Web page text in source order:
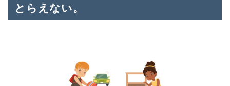
とらえない。